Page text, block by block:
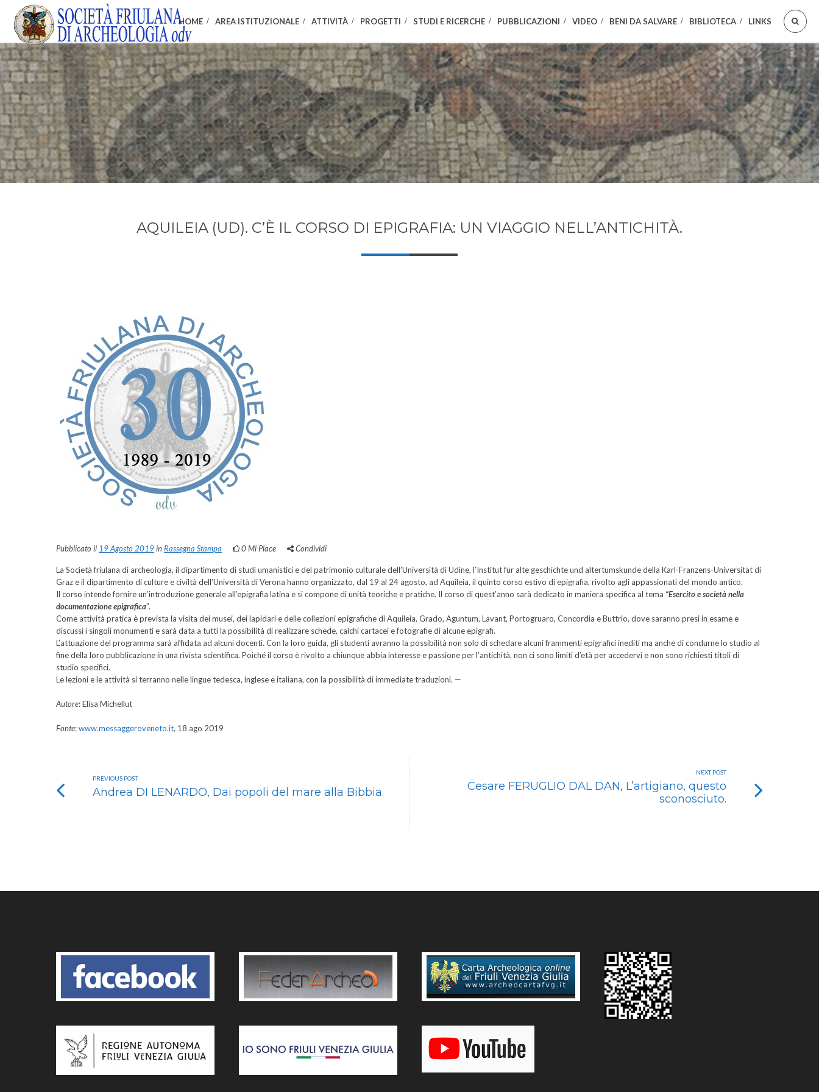
HOME AREA ISTITUZIONALE ATTIVITÀ PROGETTI STUDI E RICERCHE PUBBLICAZIONI VIDEO BENI DA SALVARE BIBLIOTECA LINKS
AQUILEIA (UD). C’È IL CORSO DI EPIGRAFIA: UN VIAGGIO NELL’ANTICHITÀ.
Pubblicato il 19 Agosto 2019in Rassegna Stampa 0Mi Piace Condividi
La Società friulana di archeologia, il dipartimento di studi umanistici e del patrimonio culturale dell’Università di Udine, l’Institut für alte geschichte und altertumskunde della Karl-Franzens-Universität di
Graz e il dipartimento di culture e civiltà dell’Università di Verona hanno organizzato, dal 19 al 24 agosto, ad Aquileia, il quinto corso estivo di epigrafia, rivolto agli appassionati del mondo antico.
Il corso intende fornire un’introduzione generale all’epigrafia latina e si compone di unità teoriche e pratiche. Il corso di quest’anno sarà dedicato in maniera specifica al tema “Esercito e società nella
documentazione epigrafica”.
Come attività pratica è prevista la visita dei musei, dei lapidari e delle collezioni epigrafiche di Aquileia, Grado, Aguntum, Lavant, Portogruaro, Concordia e Buttrio, dove saranno presi in esame e
discussi i singoli monumenti e sarà data a tutti la possibilità di realizzare schede, calchi cartacei e fotografie di alcune epigrafi.
L’attuazione del programma sarà affidata ad alcuni docenti. Con la loro guida, gli studenti avranno la possibilità non solo di schedare alcuni frammenti epigrafici inediti ma anche di condurne lo studio al
fine della loro pubblicazione in una rivista scientifica. Poiché il corso è rivolto a chiunque abbia interesse e passione per l’antichità, non ci sono limiti d’età per accedervi e non sono richiesti titoli di
studio specifici.
Le lezioni e le attività si terranno nelle lingue tedesca, inglese e italiana, con la possibilità di immediate traduzioni. —
Autore: Elisa Michellut
Fonte:www.messaggeroveneto.it, 18 ago 2019
PREVIOUS POST
Andrea DI LENARDO, Dai popoli del mare alla Bibbia.
NEXT POST
Cesare FERUGLIO DAL DAN, L’artigiano, questo
sconosciuto.